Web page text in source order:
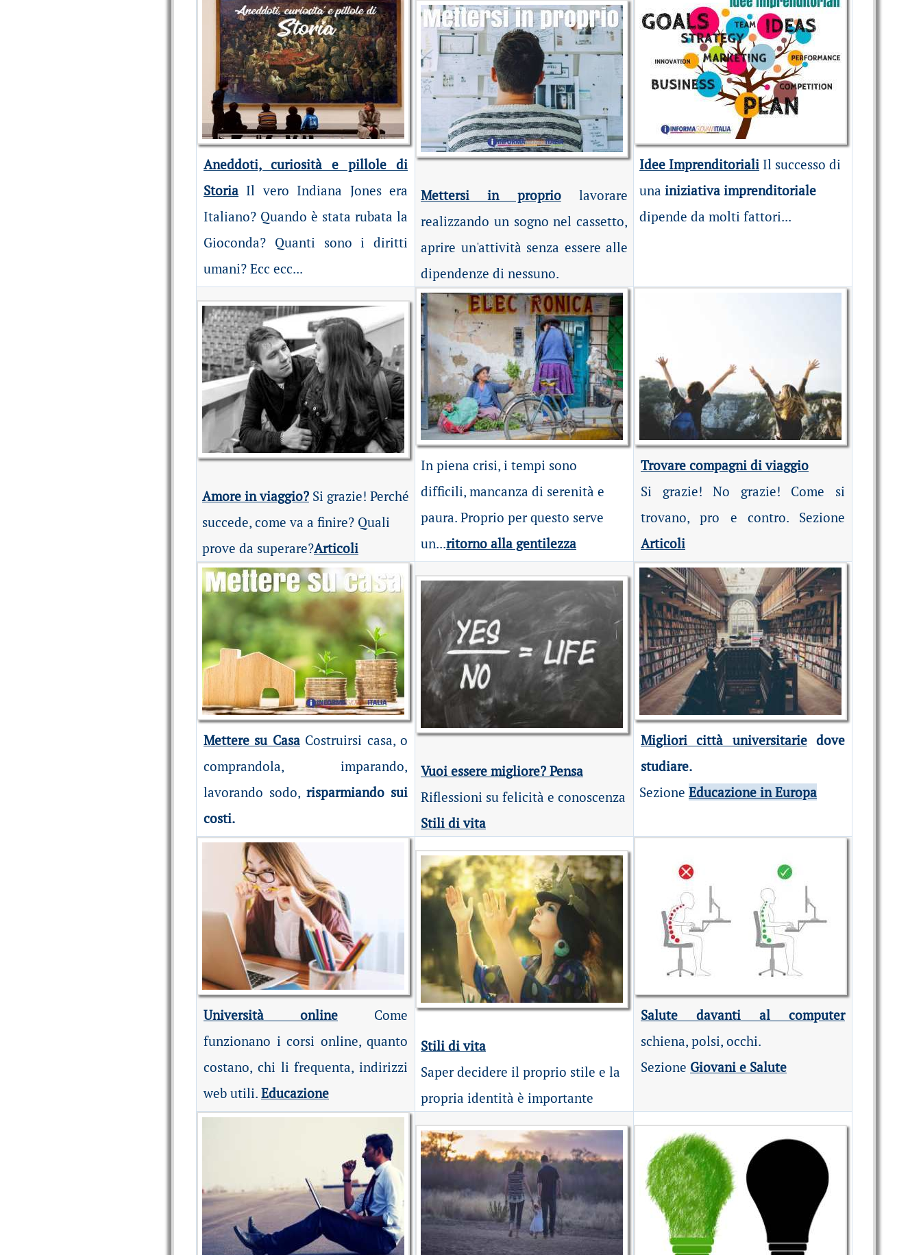
Aneddoti, curiosità e pillole di
Storia Il vero Indiana Jones era
Italiano? Quando è stata rubata la
Gioconda? Quanti sono i diritti
umani? Ecc ecc...
Mettersi in propriolavorare
realizzando un sogno nel cassetto,
aprire un'attività senza essere alle
dipendenze di nessuno.
Idee Imprenditoriali Il successo di
una iniziativa imprenditoriale
dipende da molti fattori...
Amore in viaggio? Si grazie! Perché
succede, come va a finire? Quali
prove da superare?Articoli
In piena crisi, i tempi sono
difficili, mancanza di serenità e
paura. Proprio per questo serve
un...ritorno alla gentilezza
Trovare compagni di viaggio
Si grazie! No grazie! Come si
trovano, pro e contro. Sezione
Articoli
Mettere su Casa Costruirsi casa, o
comprandola, imparando,
lavorando sodo, risparmiando sui
costi.
Vuoi essere migliore? Pensa
Riflessioni su felicità e conoscenza
Stili di vita
Migliori città universitariedove
studiare.
Sezione Educazione in Europa
Università online
Come
funzionano i corsi online, quanto
costano, chi li frequenta, indirizzi
web utili. Educazione
Stili di vita
Saper decidere il proprio stile e la
propria identità è importante
Salute davanti al computer
schiena, polsi, occhi.
Sezione Giovani e Salute